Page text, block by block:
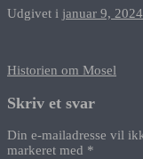
Udgivet i januar 9, 2024
Historien om Mosel
Skriv et svar
Din e-mailadresse vil
markeret med *